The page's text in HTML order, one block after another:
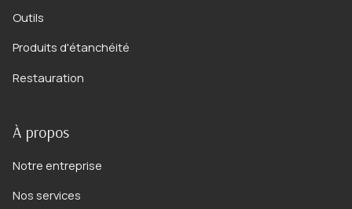
Outils
Produits d'étanchéité
Restauration
À propos
Notre entreprise
Nos services